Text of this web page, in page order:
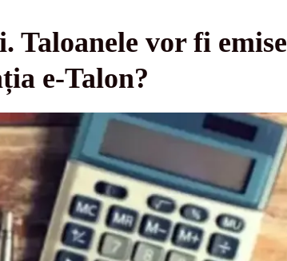
Taloanele vor fi emise
e-Talon?